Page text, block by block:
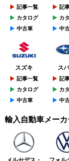
記事一覧
カタログ
中古車
記
カ
中
スズキ
記事一覧
カタログ
中古車
ス
記
カ
中
輸入自動車メー